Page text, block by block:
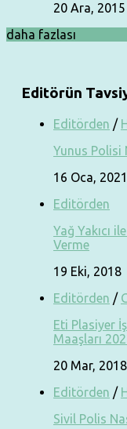
20 Ara, 2015
daha fazlası
Editörün
Editörden /
Yunus Polisi
16 Oca, 2021
Editörden
Yağ Yakıcı
Verme
19 Eki, 2018
Editörden /
Eti Plasiyer
Maaşları
20 Mar, 2018
Editörden /
Sivil Polis